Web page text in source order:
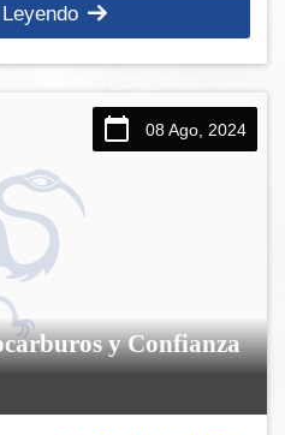
08 Ago, 2024
y Confianza